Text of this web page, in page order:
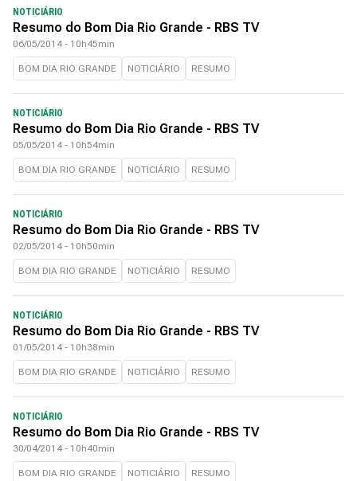
NOTICIÁRIO
Resumo do Bom Dia Rio Grande - RBS TV
06/05/2014 - 10h45min
BOM DIA RIO GRANDE NOTICIÁRIO RESUMO
NOTICIÁRIO
Resumo do Bom Dia Rio Grande - RBS TV
05/05/2014 - 10h54min
BOM DIA RIO GRANDE NOTICIÁRIO RESUMO
NOTICIÁRIO
Resumo do Bom Dia Rio Grande - RBS TV
02/05/2014 - 10h50min
BOM DIA RIO GRANDE NOTICIÁRIO RESUMO
NOTICIÁRIO
Resumo do Bom Dia Rio Grande - RBS TV
01/05/2014 - 10h38min
BOM DIA RIO GRANDE NOTICIÁRIO RESUMO
NOTICIÁRIO
Resumo do Bom Dia Rio Grande - RBS TV
30/04/2014 - 10h40min
BOM DIA RIO GRANDE NOTICIÁRIO RESUMO